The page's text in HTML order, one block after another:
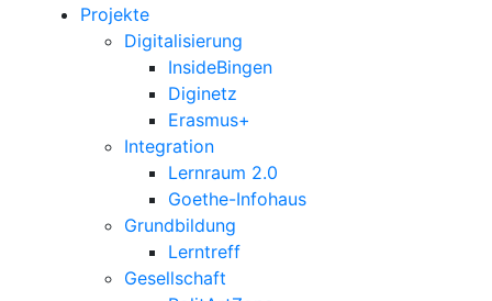
Projekte
Digitalisierung
InsideBingen
Diginetz
Erasmus+
Integration
Lernraum 2.0
Goethe-Infohaus
Grundbildung
Lerntreff
Gesellschaft